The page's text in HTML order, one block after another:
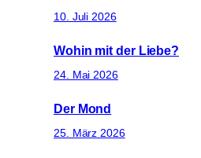
10. Juli 2026
Wohin mit der Liebe?
24. Mai 2026
Der Mond
25. März 2026